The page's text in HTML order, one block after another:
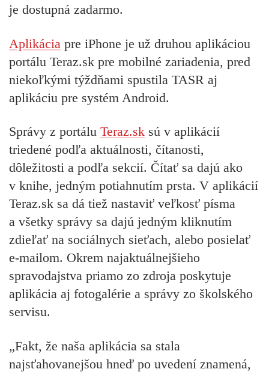
je dostupná zadarmo.
Aplikácia pre iPhone je už druhou aplikáciou
portálu Teraz.sk pre mobilné zariadenia, pred
niekoľkými týždňami spustila TASR aj
aplikáciu pre systém Android.
Správy z portálu Teraz.sk sú v aplikácií
triedené podľa aktuálnosti, čítanosti,
dôležitosti a podľa sekcií. Čítať sa dajú ako
v knihe, jedným potiahnutím prsta. V aplikácií
Teraz.sk sa dá tiež nastaviť veľkosť písma
a všetky správy sa dajú jedným kliknutím
zdieľať na sociálnych sieťach, alebo posielať
e-mailom. Okrem najaktuálnejšieho
spravodajstva priamo zo zdroja poskytuje
aplikácia aj fotogalérie a správy zo školského
servisu.
„Fakt, že naša aplikácia sa stala
najsťahovanejšou hneď po uvedení znamená,